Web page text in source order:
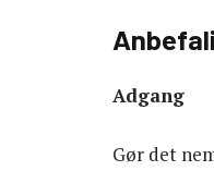
Adgang
Gør det